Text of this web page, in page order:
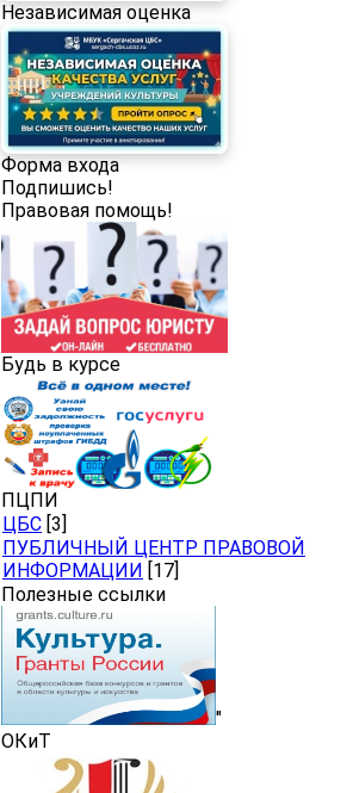
Независимая оценка
Форма входа
Подпишись!
Правовая помощь!
Будь в курсе
ПЦПИ
ЦБС [3]
ПУБЛИЧНЫЙ ЦЕНТР ПРАВОВОЙ
ИНФОРМАЦИИ [17]
Полезные ссылки
"
ОКиТ